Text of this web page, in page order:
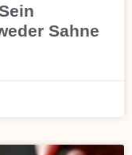
Sahne